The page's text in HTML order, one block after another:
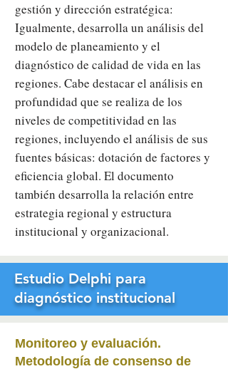
gestión y dirección estratégica:
Igualmente, desarrolla un análisis del
modelo de planeamiento y el
diagnóstico de calidad de vida en las
regiones. Cabe destacar el análisis en
profundidad que se realiza de los
niveles de competitividad en las
regiones, incluyendo el análisis de sus
fuentes básicas: dotación de factores y
eficiencia global. El documento
también desarrolla la relación entre
estrategia regional y estructura
institucional y organizacional.
Estudio Delphi para
diagnóstico institucional
Monitoreo y evaluación.
Metodología de consenso de